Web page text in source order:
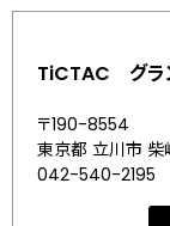
TiCTAC グラ
〒190-8554
東京都 立川市
042-540-2195